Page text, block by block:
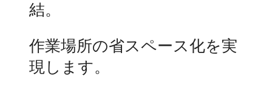
結。
作業場所の省スペース化を実
現します。